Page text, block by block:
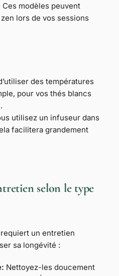
Ces modèles peuvent
lors de vos sessions
des températures
pour vos thés blancs
utilisez un infuseur dans
facilitera grandement
selon le type
un entretien
sa longévité :
Nettoyez-les doucement